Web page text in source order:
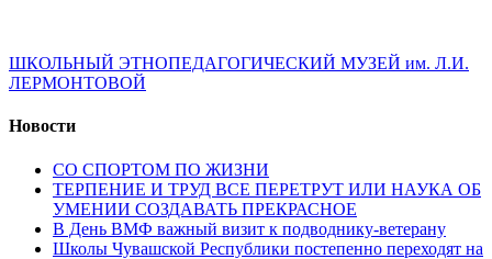
ШКОЛЬНЫЙ ЭТНОПЕДАГОГИЧЕСКИЙ МУЗЕЙ им. Л.И.
ЛЕРМОНТОВОЙ
Новости
СО СПОРТОМ ПО ЖИЗНИ
ТЕРПЕНИЕ И ТРУД ВСЕ ПЕРЕТРУТ ИЛИ НАУКА ОБ
УМЕНИИ СОЗДАВАТЬ ПРЕКРАСНОЕ
В День ВМФ важный визит к подводнику-ветерану
Школы Чувашской Республики постепенно переходят на